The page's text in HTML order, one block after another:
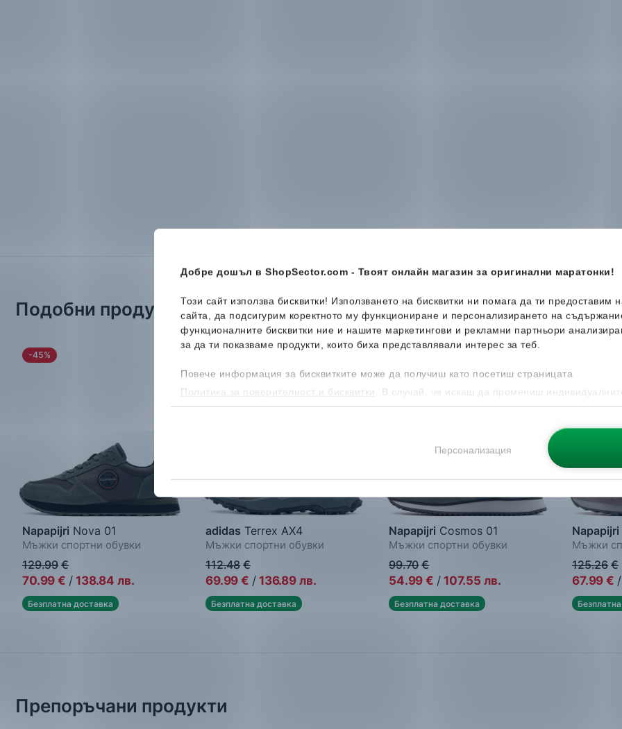
Добре дошъл в ShopSector.com - Твоят онлайн магазин за оригинални маратонки!
Този сайт използва бисквитки! Използването на бисквитки ни помага да ти предоставим
сайта, да подсигурим коректното му функциониране и персонализирането на
функционалните бисквитки ние и нашите маркетингови и рекламни партньори
за да ти показваме продукти, които биха представлявали интерес за теб.
Повече информация за бисквитките може да получиш като посетиш страницата
Политика за поверителност и бисквитки
. В случай, че искаш да промениш
бисквитките, можеш да го направиш от опцията за Персонализация.
Персонализация
Подобни продукти
-45%
Napapijri Nova 01
Мъжки спортни обувки
129.99 €
70.99 € / 138.84 лв.
Безплатна доставка
adidas Terrex AX4
Мъжки спортни обувки
112.48 €
69.99 € / 136.89 лв.
Безплатна доставка
Napapijri Cosmos 01
Мъжки спортни обувки
99.70 €
54.99 € / 107.55 лв.
Безплатна доставка
Napapijri
Мъжки
125.26 €
67.99 € /
Препоръчани продукти